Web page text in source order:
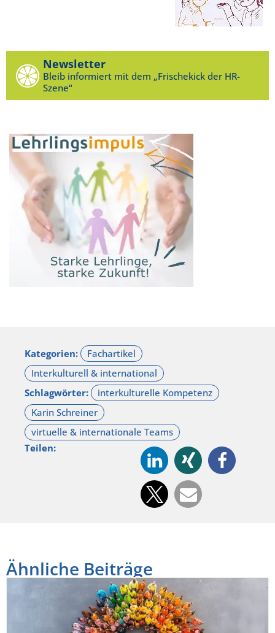
Newsletter
Bleib informiert mit dem „Frischekick der HR-
Szene“
Kategorien:
Schlagwörter:
Teilen:
Ähnliche Beiträge